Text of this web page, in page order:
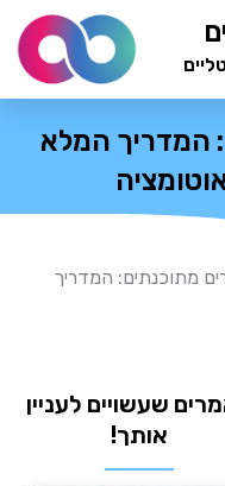
המדריך המלא
מתוכנתים: המדריך
שעשויים לעניין
אותך!